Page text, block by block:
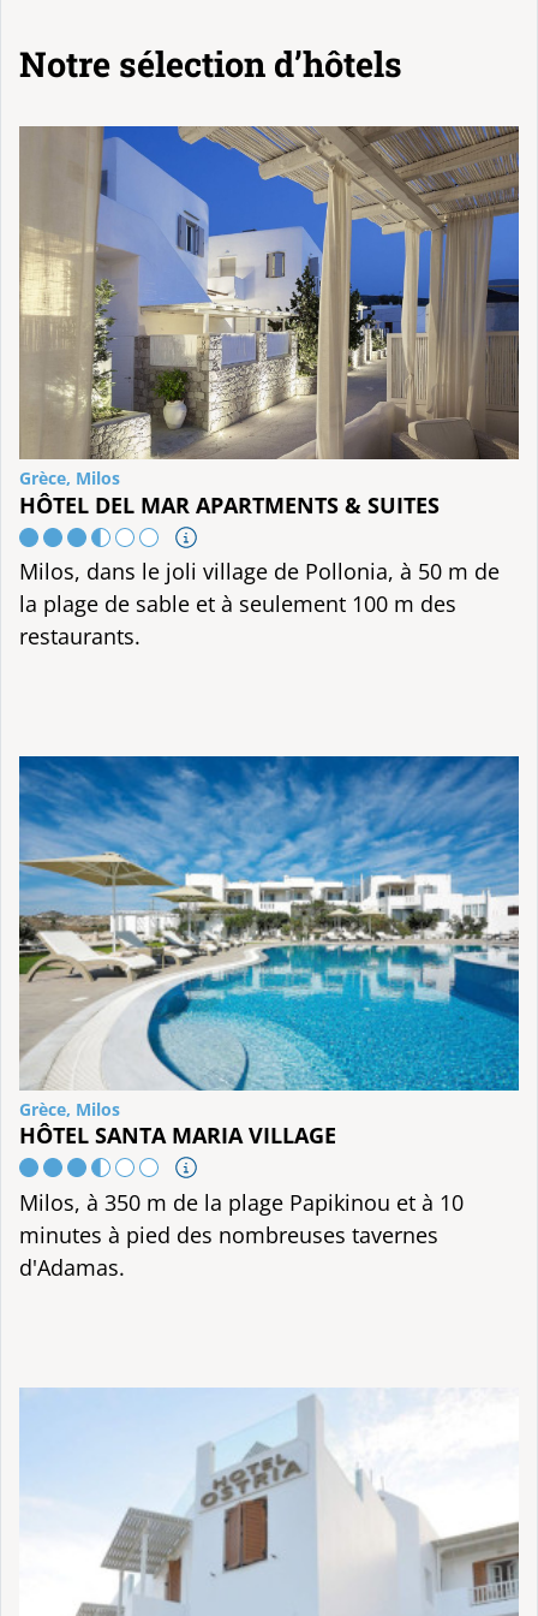
Notre sélection d’hôtels
Grèce, Milos
HÔTEL DEL MAR APARTMENTS & SUITES
Milos, dans le joli village de Pollonia, à 50 m de
la plage de sable et à seulement 100 m des
restaurants.
Grèce, Milos
HÔTEL SANTA MARIA VILLAGE
Milos, à 350 m de la plage Papikinou et à 10
minutes à pied des nombreuses tavernes
d'Adamas.